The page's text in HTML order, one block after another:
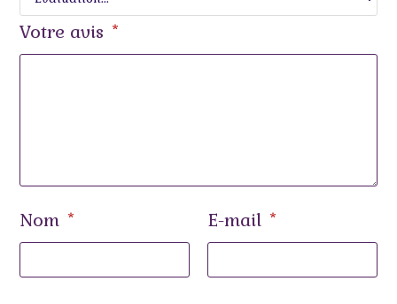
Votre avis *
Nom * E-mail *